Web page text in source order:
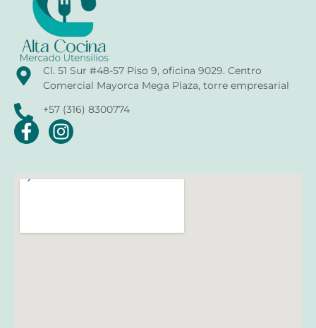
Cl. 51 Sur #48-57 Piso 9, oficina 9029. Centro
Comercial Mayorca Mega Plaza, torre empresarial
+57 (316) 8300774